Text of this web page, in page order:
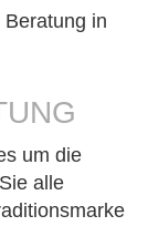
in
um die
alle